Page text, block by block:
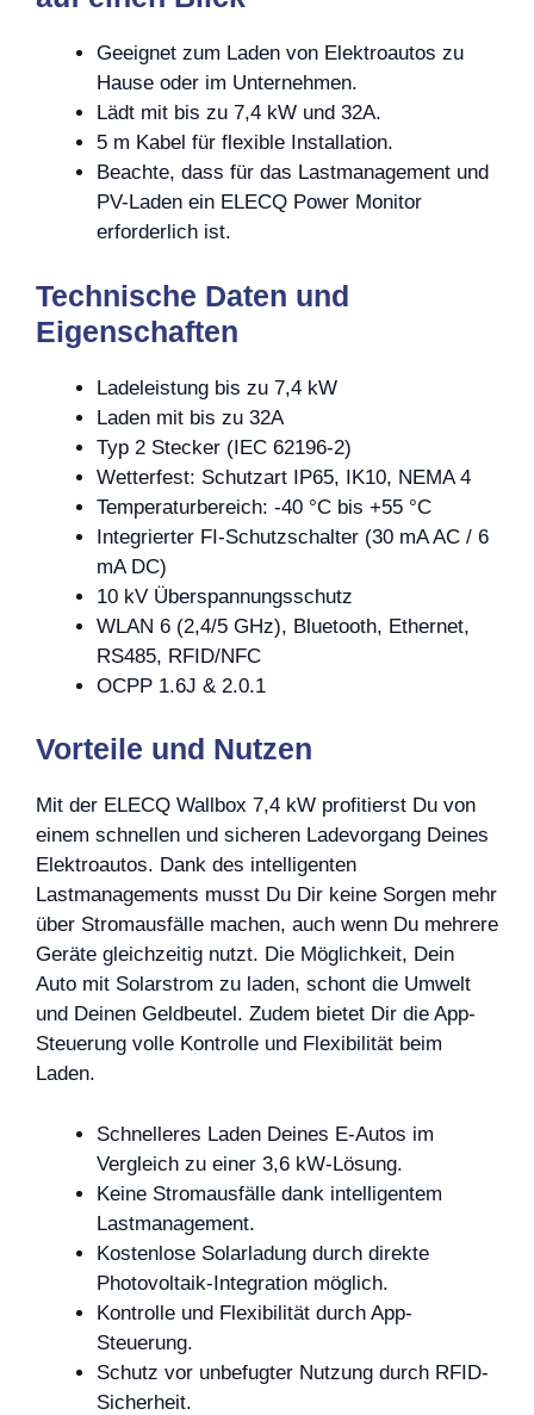
Geeignet zum Laden von Elektroautos zu
Hause oder im Unternehmen.
Lädt mit bis zu 7,4 kW und 32A.
5 m Kabel für flexible Installation.
Beachte, dass für das Lastmanagement und
PV-Laden ein ELECQ Power Monitor
erforderlich ist.
Technische Daten und
Eigenschaften
Ladeleistung bis zu 7,4 kW
Laden mit bis zu 32A
Typ 2 Stecker (IEC 62196-2)
Wetterfest: Schutzart IP65, IK10, NEMA 4
Temperaturbereich: -40 °C bis +55 °C
Integrierter FI-Schutzschalter (30 mA AC / 6
mA DC)
10 kV Überspannungsschutz
WLAN 6 (2,4/5 GHz), Bluetooth, Ethernet,
RS485, RFID/NFC
OCPP 1.6J & 2.0.1
Vorteile und Nutzen
Mit der ELECQ Wallbox 7,4 kW profitierst Du von
einem schnellen und sicheren Ladevorgang Deines
Elektroautos. Dank des intelligenten
Lastmanagements musst Du Dir keine Sorgen mehr
über Stromausfälle machen, auch wenn Du mehrere
Geräte gleichzeitig nutzt. Die Möglichkeit, Dein
Auto mit Solarstrom zu laden, schont die Umwelt
und Deinen Geldbeutel. Zudem bietet Dir die App-
Steuerung volle Kontrolle und Flexibilität beim
Laden.
Schnelleres Laden Deines E-Autos im
Vergleich zu einer 3,6 kW-Lösung.
Keine Stromausfälle dank intelligentem
Lastmanagement.
Kostenlose Solarladung durch direkte
Photovoltaik-Integration möglich.
Kontrolle und Flexibilität durch App-
Steuerung.
Schutz vor unbefugter Nutzung durch RFID-
Sicherheit.